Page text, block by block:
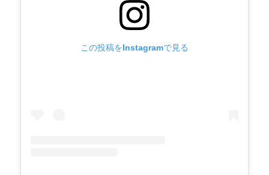
この投稿をInstagramで見る